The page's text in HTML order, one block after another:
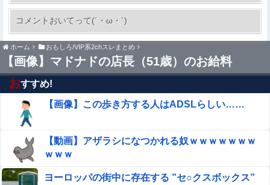
【画像】小学生クソガキ「愛子！卒業したんや
ろ？大学 ニュースで見たわ」→結果
wwwwwwww
【AI】 AI使い自然界にないウイルスを作製 米スタンフォ
ード大学が成果発表
桜空もも 経営悪化した高級旅館を立て直すため…セッ●ス
レスのカップル客に女将自ら生ハメ性奉仕。
【艦これ】てーいとーくさんっ♪ 他
パンツまる見えになった浴衣女子がエ□過ぎ…エ●チなハプ
ニングを撮った街撮りエ□画像
コメントおいてって(´・ω・`)
ホーム おもしろ/VIP系2chスレまとめ
【画像】マドナドの店長（51歳）のお給料
おすすめ!
【画像】この歩き方する人はADSLらしい……
【動画】アザラシになつかれる奴ｗｗｗｗｗｗｗ
ｗｗｗ
ヨーロッパの街中に存在する ”セ○クスボックス”